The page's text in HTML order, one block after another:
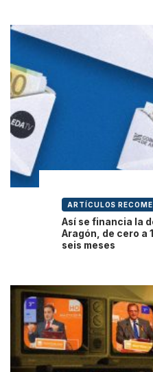
ARTÍCULOS
Así se financia la
Aragón, de cero a
seis meses